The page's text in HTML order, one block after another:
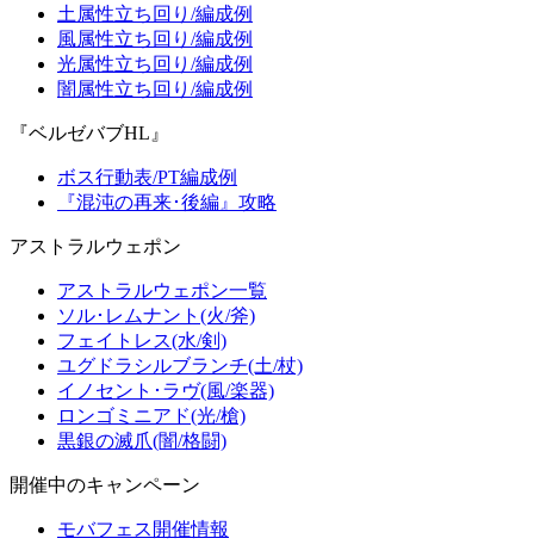
土属性立ち回り/編成例
風属性立ち回り/編成例
光属性立ち回り/編成例
闇属性立ち回り/編成例
『ベルゼバブHL』
ボス行動表/PT編成例
『混沌の再来･後編』攻略
アストラルウェポン
アストラルウェポン一覧
ソル･レムナント(火/斧)
フェイトレス(水/剣)
ユグドラシルブランチ(土/杖)
イノセント･ラヴ(風/楽器)
ロンゴミニアド(光/槍)
黒銀の滅爪(闇/格闘)
開催中のキャンペーン
モバフェス開催情報